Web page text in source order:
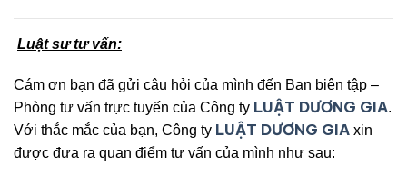
Luật sư tư vấn:
Cám ơn bạn đã gửi câu hỏi của mình đến Ban biên tập –
Phòng tư vấn trực tuyến của Công ty LUẬT DƯƠNG GIA.
Với thắc mắc của bạn, Công ty LUẬT DƯƠNG GIA xin
được đưa ra quan điểm tư vấn của mình như sau: